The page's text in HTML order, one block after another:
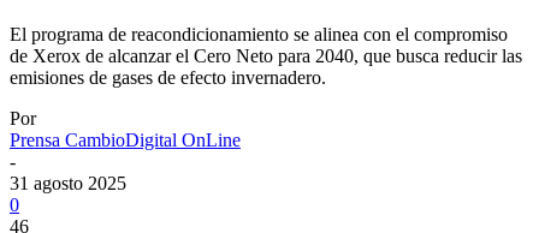
El programa de reacondicionamiento se alinea con el compromiso
de Xerox de alcanzar el Cero Neto para 2040, que busca reducir las
emisiones de gases de efecto invernadero.
Por
Prensa CambioDigital OnLine
-
31 agosto 2025
0
46